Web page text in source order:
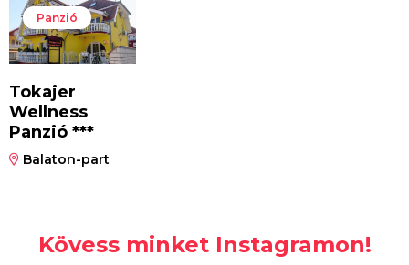
Panzió
Tokajer
Wellness
Panzió ***
Balaton-part
Kövess minket Instagramon!